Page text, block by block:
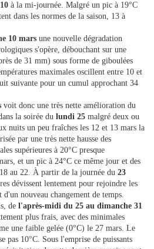
à la mi-journée. Malgré un pic à 19°C
dans les normes de la saison, 13 à
10 mars une nouvelle dégradation
s'opère, débouchant sur une
de 31 mm) sous forme de giboulées
maximales oscillent entre 10 et
suivante pour un cumul approchant 34
voit donc une très nette amélioration du
la soirée du lundi 25 malgré deux ou
nuits un peu fraîches les 12 et 13 mars la
par une très nette hausse des
supérieures à 20°C presque
et un pic à 24°C ce même jour et des
au 22. À partir de la journée du 23
dévissent lentement pour rejoindre les
d'un nouveau changement de temps.
de l'après-midi du 25 au dimanche 31
plus frais, avec des minimales
une faible gelée (0°C) le 27 mars. Le
pas 10°C. Sous l'emprise de puissants